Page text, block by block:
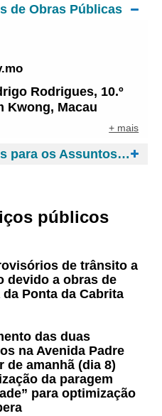
de Obras Públicas
Rodrigues, 10.º
Kwong, Macau
+ mais
Direcção dos Serviços para os Assuntos de Tráfego
públicos
de trânsito a
devido a obras de
Ponta da Cabrita
das duas
na Avenida Padre
de amanhã (dia 8)
da paragem
para optimização